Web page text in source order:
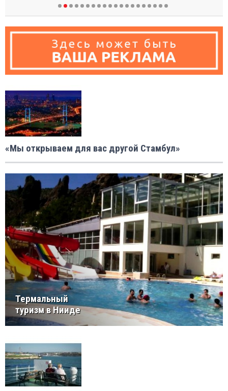
«Мы открываем для вас другой Стамбул»
Термальный
туризм в Нииде